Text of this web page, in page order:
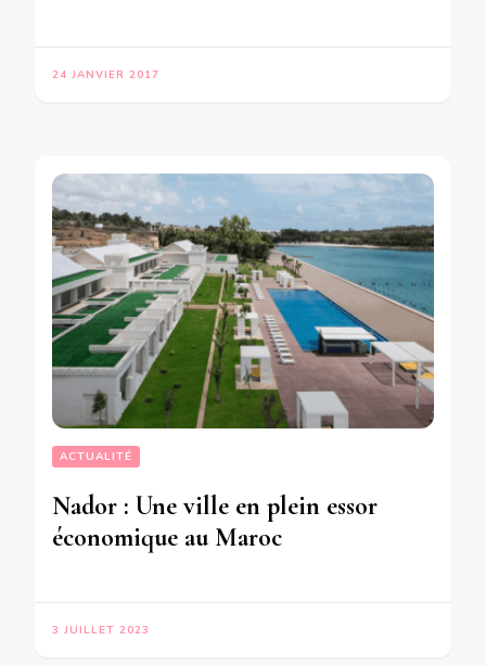
24 JANVIER 2017
ACTUALITÉ
Nador : Une ville en plein essor
économique au Maroc
3 JUILLET 2023